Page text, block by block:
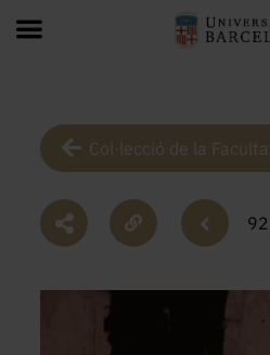
Col·lecció de la
92